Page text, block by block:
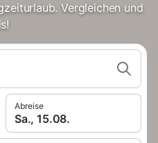
Vergleichen und
Abreise
Sa., 15.08.